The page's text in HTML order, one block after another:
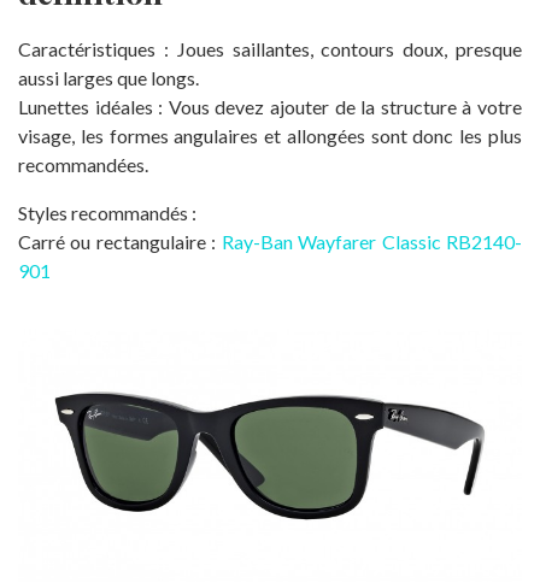
Caractéristiques : Joues saillantes, contours doux, presque
aussi larges que longs.
Lunettes idéales : Vous devez ajouter de la structure à votre
visage, les formes angulaires et allongées sont donc les plus
recommandées.
Styles recommandés :
Carré ou rectangulaire : Ray-Ban Wayfarer Classic RB2140-
901